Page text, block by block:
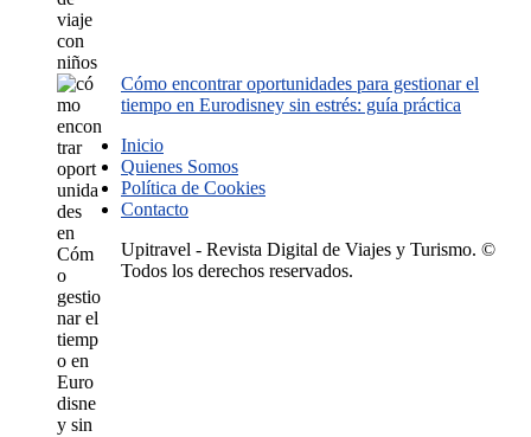
Cómo encontrar oportunidades para gestionar el
tiempo en Eurodisney sin estrés: guía práctica
Inicio
Quienes Somos
Política de Cookies
Contacto
Upitravel - Revista Digital de Viajes y Turismo. ©
Todos los derechos reservados.